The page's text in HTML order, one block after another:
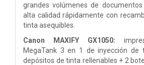
grandes volúmenes de
alta calidad rápidamente con
tinta asequibles.
Canon MAXIFY GX1050:
MegaTank 3 en 1 de inyección de
depósitos de tinta rellenables + 2